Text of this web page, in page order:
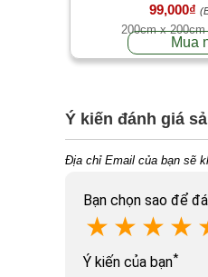
99,000₫
200cm x
Mua
Ý kiến đánh giá
Địa chỉ Email của bạn sẽ
Bạn chọn sao để
★ ★ ★ ★
Ý kiến của bạn*